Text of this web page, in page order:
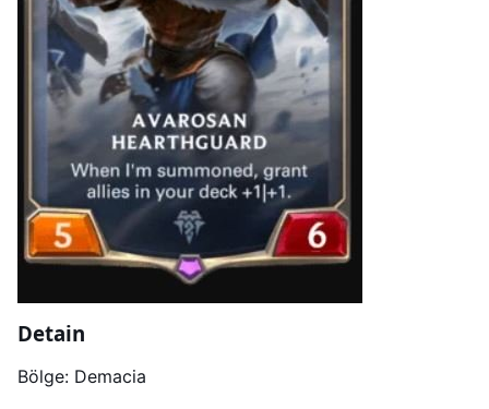
Detain
Bölge: Demacia